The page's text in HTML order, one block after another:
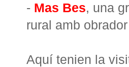
- Mas Bes, una
rural amb
Aquí tenien la